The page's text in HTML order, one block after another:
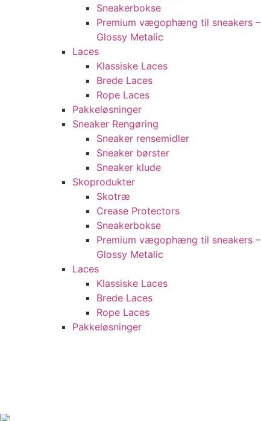
Sneakerbokse
Premium vægophæng til sneakers –
Glossy Metalic
Laces
Klassiske Laces
Brede Laces
Rope Laces
Pakkeløsninger
Sneaker Rengøring
Sneaker rensemidler
Sneaker børster
Sneaker klude
Skoprodukter
Skotræ
Crease Protectors
Sneakerbokse
Premium vægophæng til sneakers –
Glossy Metalic
Laces
Klassiske Laces
Brede Laces
Rope Laces
Pakkeløsninger